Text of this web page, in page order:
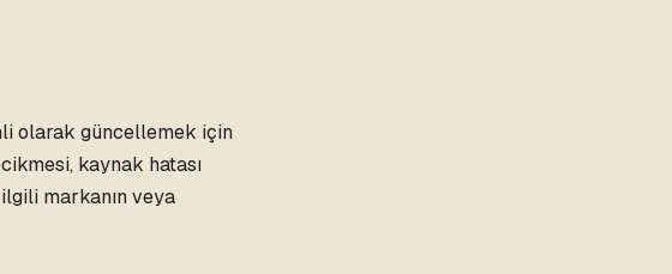
olarak güncellemek için
kaynak hatası
markanın veya